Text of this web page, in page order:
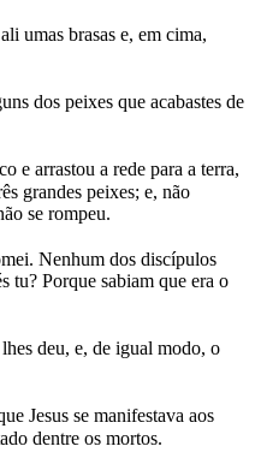
umas brasas e, em cima,
dos peixes que acabastes de
e arrastou a rede para a terra,
grandes peixes; e, não
se rompeu.
Nenhum dos discípulos
tu? Porque sabiam que era o
deu, e, de igual modo, o
Jesus se manifestava aos
dentre os mortos.